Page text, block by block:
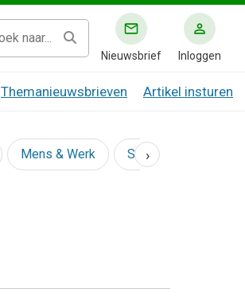
Nieuwsbrief Inloggen
Themanieuwsbrieven Artikel insturen
Mens & Werk Social
›